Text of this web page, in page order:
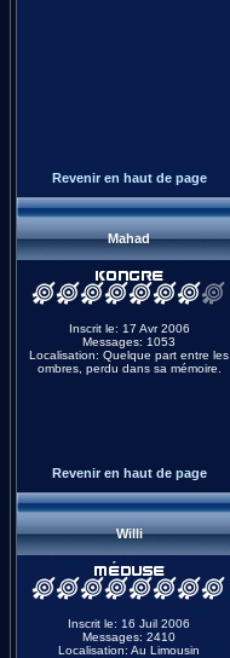
Revenir en haut de page
Mahad
Inscrit le: 17 Avr 2006
Messages: 1053
Localisation: Quelque part entre les
ombres, perdu dans sa mémoire.
Revenir en haut de page
Willi
Inscrit le: 16 Juil 2006
Messages: 2410
Localisation: Au Limousin